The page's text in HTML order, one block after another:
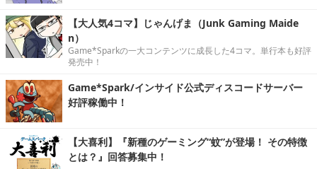
【大人気4コマ】じゃんげま（Junk Gaming Maide
n）
Game*Sparkの一大コンテンツに成長した4コマ。単行本も好評
発売中！
Game*Spark/インサイド公式ディスコードサーバー
好評稼働中！
【大喜利】『新種のゲーミング“蚊”が登場！ その特徴
とは？』回答募集中！